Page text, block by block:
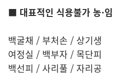
■ 대표적인 식용불가 농·
백굴채 / 부처손 / 상기생
여정실 / 백부자 / 목단피
백선피 / 사리풀 / 자리공